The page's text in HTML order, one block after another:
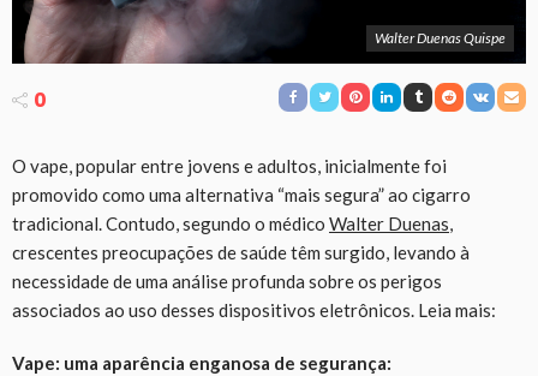
Walter Duenas Quispe
0
O vape, popular entre jovens e adultos, inicialmente foi
promovido como uma alternativa “mais segura” ao cigarro
tradicional. Contudo, segundo o médico Walter Duenas,
crescentes preocupações de saúde têm surgido, levando à
necessidade de uma análise profunda sobre os perigos
associados ao uso desses dispositivos eletrônicos. Leia mais:
Vape: uma aparência enganosa de segurança: